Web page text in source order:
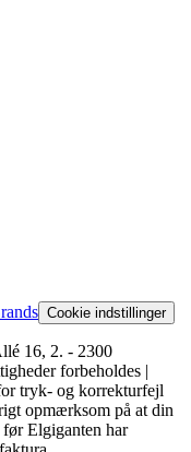
Cookie indstillinger
16, 2. - 2300
forbeholdes |
tryk- og korrekturfejl
opmærksom på at din
Elgiganten har